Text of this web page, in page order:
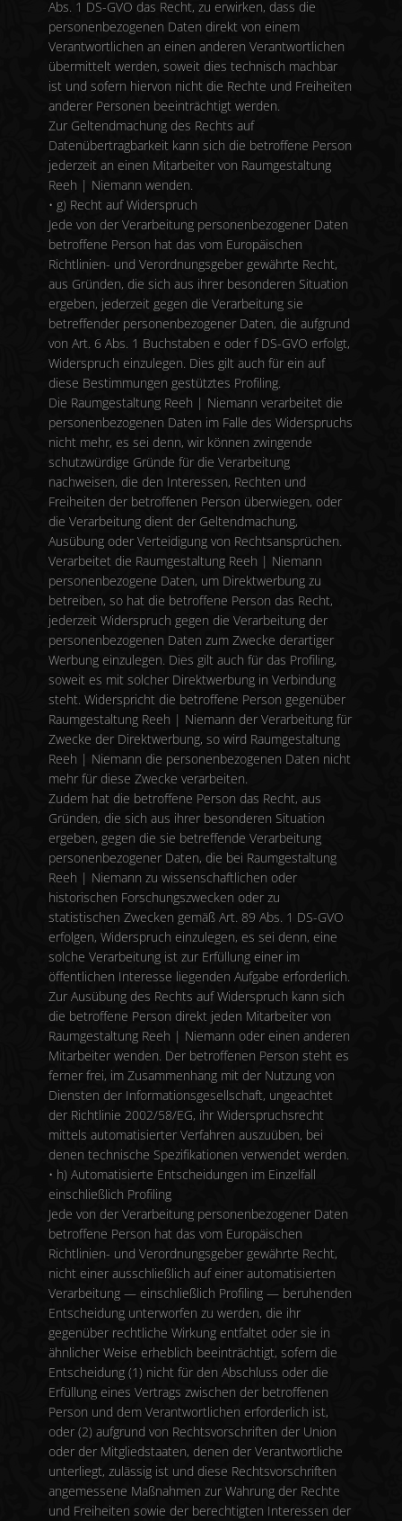
Abs. 1 DS-GVO das Recht, zu erwirken, dass die
personenbezogenen Daten direkt von einem
Verantwortlichen an einen anderen Verantwortlichen
übermittelt werden, soweit dies technisch machbar
ist und sofern hiervon nicht die Rechte und Freiheiten
anderer Personen beeinträchtigt werden.
Zur Geltendmachung des Rechts auf
Datenübertragbarkeit kann sich die betroffene Person
jederzeit an einen Mitarbeiter von Raumgestaltung
Reeh | Niemann wenden.
• g) Recht auf Widerspruch
Jede von der Verarbeitung personenbezogener Daten
betroffene Person hat das vom Europäischen
Richtlinien- und Verordnungsgeber gewährte Recht,
aus Gründen, die sich aus ihrer besonderen Situation
ergeben, jederzeit gegen die Verarbeitung sie
betreffender personenbezogener Daten, die aufgrund
von Art. 6 Abs. 1 Buchstaben e oder f DS-GVO erfolgt,
Widerspruch einzulegen. Dies gilt auch für ein auf
diese Bestimmungen gestütztes Profiling.
Die Raumgestaltung Reeh | Niemann verarbeitet die
personenbezogenen Daten im Falle des Widerspruchs
nicht mehr, es sei denn, wir können zwingende
schutzwürdige Gründe für die Verarbeitung
nachweisen, die den Interessen, Rechten und
Freiheiten der betroffenen Person überwiegen, oder
die Verarbeitung dient der Geltendmachung,
Ausübung oder Verteidigung von Rechtsansprüchen.
Verarbeitet die Raumgestaltung Reeh | Niemann
personenbezogene Daten, um Direktwerbung zu
betreiben, so hat die betroffene Person das Recht,
jederzeit Widerspruch gegen die Verarbeitung der
personenbezogenen Daten zum Zwecke derartiger
Werbung einzulegen. Dies gilt auch für das Profiling,
soweit es mit solcher Direktwerbung in Verbindung
steht. Widerspricht die betroffene Person gegenüber
Raumgestaltung Reeh | Niemann der Verarbeitung für
Zwecke der Direktwerbung, so wird Raumgestaltung
Reeh | Niemann die personenbezogenen Daten nicht
mehr für diese Zwecke verarbeiten.
Zudem hat die betroffene Person das Recht, aus
Gründen, die sich aus ihrer besonderen Situation
ergeben, gegen die sie betreffende Verarbeitung
personenbezogener Daten, die bei Raumgestaltung
Reeh | Niemann zu wissenschaftlichen oder
historischen Forschungszwecken oder zu
statistischen Zwecken gemäß Art. 89 Abs. 1 DS-GVO
erfolgen, Widerspruch einzulegen, es sei denn, eine
solche Verarbeitung ist zur Erfüllung einer im
öffentlichen Interesse liegenden Aufgabe erforderlich.
Zur Ausübung des Rechts auf Widerspruch kann sich
die betroffene Person direkt jeden Mitarbeiter von
Raumgestaltung Reeh | Niemann oder einen anderen
Mitarbeiter wenden. Der betroffenen Person steht es
ferner frei, im Zusammenhang mit der Nutzung von
Diensten der Informationsgesellschaft, ungeachtet
der Richtlinie 2002/58/EG, ihr Widerspruchsrecht
mittels automatisierter Verfahren auszuüben, bei
denen technische Spezifikationen verwendet werden.
• h) Automatisierte Entscheidungen im Einzelfall
einschließlich Profiling
Jede von der Verarbeitung personenbezogener Daten
betroffene Person hat das vom Europäischen
Richtlinien- und Verordnungsgeber gewährte Recht,
nicht einer ausschließlich auf einer automatisierten
Verarbeitung — einschließlich Profiling — beruhenden
Entscheidung unterworfen zu werden, die ihr
gegenüber rechtliche Wirkung entfaltet oder sie in
ähnlicher Weise erheblich beeinträchtigt, sofern die
Entscheidung (1) nicht für den Abschluss oder die
Erfüllung eines Vertrags zwischen der betroffenen
Person und dem Verantwortlichen erforderlich ist,
oder (2) aufgrund von Rechtsvorschriften der Union
oder der Mitgliedstaaten, denen der Verantwortliche
unterliegt, zulässig ist und diese Rechtsvorschriften
angemessene Maßnahmen zur Wahrung der Rechte
und Freiheiten sowie der berechtigten Interessen der